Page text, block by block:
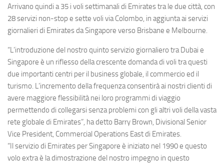
Arrivano quindi a 35 i voli settimanali di Emirates tra le due città, con
28 servizi non-stop e sette voli via Colombo, in aggiunta ai servizi
giornalieri di Emirates da Singapore verso Brisbane e Melbourne.
“L’introduzione del nostro quinto servizio giornaliero tra Dubai e
Singapore è un riflesso della crescente domanda di voli tra questi
due importanti centri per il business globale, il commercio ed il
turismo. L’incremento della frequenza consentirà ai nostri clienti di
avere maggiore flessibilità nei loro programmi di viaggio
permettendo di collegarsi senza problemi con gli altri voli della vasta
rete globale di Emirates”, ha detto Barry Brown, Divisional Senior
Vice President, Commercial Operations East di Emirates.
“Il servizio di Emirates per Singapore è iniziato nel 1990 e questo
volo extra è la dimostrazione del nostro impegno in questo